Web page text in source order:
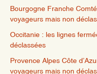
Bourgogne Franche
voyageurs mais non
Occitanie : les lignes
déclassées
Provence Alpes Côte
voyageurs mais non